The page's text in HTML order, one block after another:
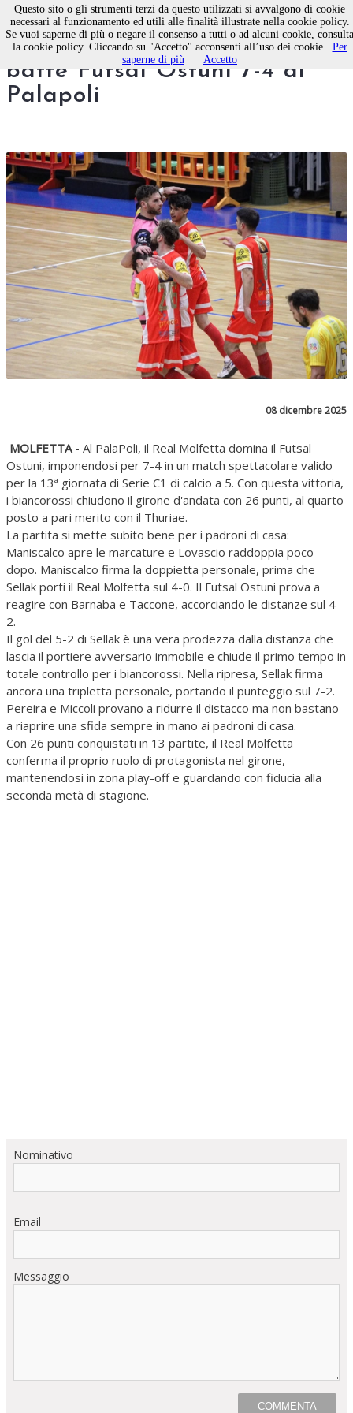
Calcio a 5. Il Real Molfetta
batte Futsal Ostuni 7-4 al
Palapoli
08 dicembre 2025
MOLFETTA- Al PalaPoli, il Real Molfetta domina il Futsal
Ostuni, imponendosi per 7-4 in un match spettacolare valido
per la 13ª giornata di Serie C1 di calcio a 5. Con questa vittoria,
i biancorossi chiudono il girone d'andata con 26 punti, al quarto
posto a pari merito con il Thuriae.
La partita si mette subito bene per i padroni di casa:
Maniscalco apre le marcature e Lovascio raddoppia poco
dopo. Maniscalco firma la doppietta personale, prima che
Sellak porti il Real Molfetta sul 4-0. Il Futsal Ostuni prova a
reagire con Barnaba e Taccone, accorciando le distanze sul 4-
2.
Il gol del 5-2 di Sellak è una vera prodezza dalla distanza che
lascia il portiere avversario immobile e chiude il primo tempo in
totale controllo per i biancorossi. Nella ripresa, Sellak firma
ancora una tripletta personale, portando il punteggio sul 7-2.
Pereira e Miccoli provano a ridurre il distacco ma non bastano
a riaprire una sfida sempre in mano ai padroni di casa.
Con 26 punti conquistati in 13 partite, il Real Molfetta
conferma il proprio ruolo di protagonista nel girone,
mantenendosi in zona play-off e guardando con fiducia alla
seconda metà di stagione.
Nominativo
Email
Messaggio
Questo sito o gli strumenti terzi da questo utilizzati si avvalgono di cookie
necessari al funzionamento ed utili alle finalità illustrate nella cookie policy.
Se vuoi saperne di più o negare il consenso a tutti o ad alcuni cookie, consulta
la cookie policy. Cliccando su "Accetto" acconsenti all’uso dei cookie. Per
saperne di più
Accetto